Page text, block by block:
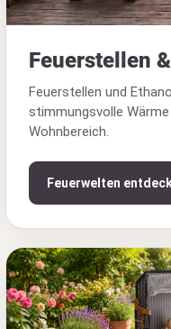
Feuerstellen
Feuerstellen und
stimmungsvolle
Wohnbereich.
Feuerwelten